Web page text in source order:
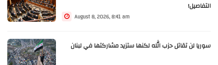
التفاصيل!
August 8, 2026, 8:41 am
سوريا لن تقاتل حزب الله لكنها ستزيد مشاركتها في لبنان